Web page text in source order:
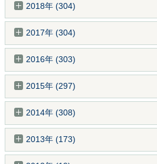
2018年 (304)
2017年 (304)
2016年 (303)
2015年 (297)
2014年 (308)
2013年 (173)